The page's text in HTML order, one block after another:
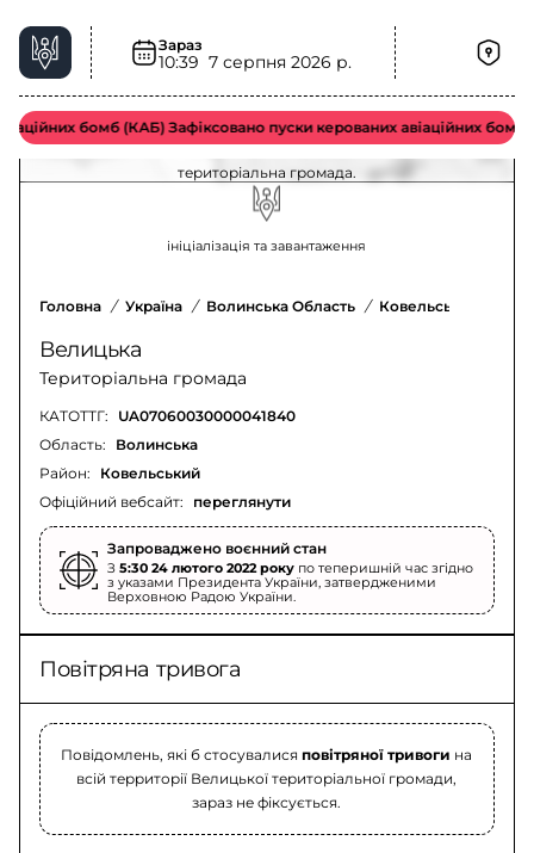
Зараз
10:39 7 серпня 2026 р.
бомб (КАБ) Зафіксовано пуски керованих авіаційних бомб
Повітряна тривога у Велицька територіальна
громада – актуальна ситуація
Оновлення щодо повітряної тривоги у Велицька
територіальна громада.
ініціалізація та завантаження
Головна / Україна / Волинська Область / Ковельський Район
Велицька
Територіальна громада
КАТОТТГ: UA07060030000041840
Офіційний вебсайт: переглянути
Область:
Волинська
Район:
Ковельський
Запроваджено воєнний стан
З 5:30 24 лютого 2022 року по теперишній час згідно
з указами Президента України, затвердженими
Верховною Радою України.
Повітряна тривога
Повідомлень, які б стосувалисяповітряної тривоги на
всій территорії Велицької територіальної громади,
зараз не фіксується.